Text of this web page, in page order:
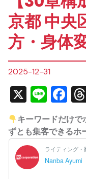
京都 中央
方・身体
2025-12-31
X Line
キーワードだけで
ずとも集客できるホ